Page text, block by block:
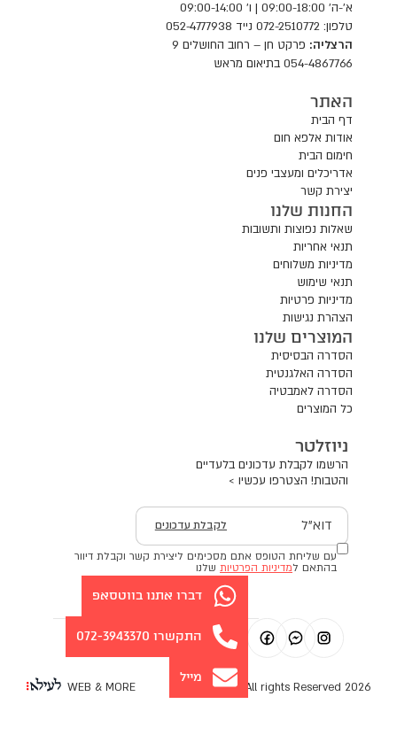
א'-ה' 09:00-18:00 | ו' 09:00-14:00
טלפון: 072-2510772 נייד 052-4777938
הרצליה: פרקט חן – רחוב החושלים 9
054-4867766 בתיאום מראש
האתר
דף הבית
אודות אלפא חום
חימום הבית
אדריכלים ומעצבי פנים
יצירת קשר
החנות שלנו
שאלות נפוצות ותשובות
תנאי אחריות
מדיניות משלוחים
תנאי שימוש
מדיניות פרטיות
הצהרת נגישות
המוצרים שלנו
הסדרה הבסיסית
הסדרה האלגנטית
הסדרה לאמבטיה
כל המוצרים
ניוזלטר
הרשמו לקבלת עדכונים בלעדיים
והטבות! הצטרפו עכשיו >
דוא"ל
עם שליחת הטופס אתם מסכימים ליצירת קשר וקבלת דיוור
בהתאם למדיניות הפרטיות שלנו
לקבלת עדכונים
2026 All rights Reserved
WEB & MORE
דברו אתנו בווטסאפ
התקשרו 072-3943370
מייל